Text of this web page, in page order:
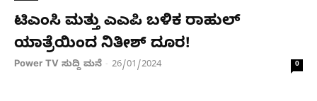
ಟಿಎಂಸಿ ಮತ್ತು ಎಎಪಿ ಬಳಿಕ ರಾಹುಲ್
ಯಾತ್ರೆಯಿಂದ ನಿತೀಶ್ ದೂರ!
Power TV ಸುದ್ದಿ ಮನೆ - 26/01/2024 0